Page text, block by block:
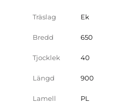
Träslag Ek
Bredd 650
Tjocklek 40
Längd 900
Lamell PL